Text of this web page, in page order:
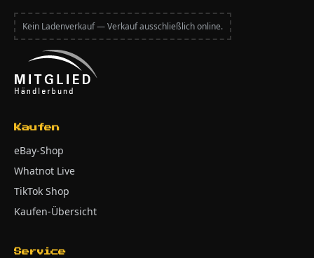
Kein Ladenverkauf — Verkauf ausschließlich online.
Kaufen
eBay-Shop
Whatnot Live
TikTok Shop
Kaufen-Übersicht
Service